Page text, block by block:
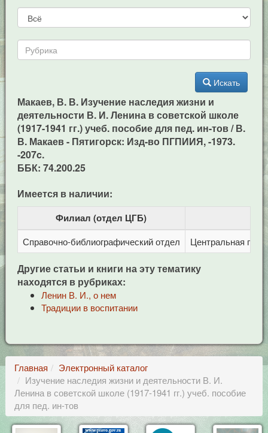
Искать
Макаев, В. В. Изучение наследия жизни и
деятельности В. И. Ленина в советской школе
(1917-1941 гг.) учеб. пособие для пед. ин-тов / В.
В. Макаев - Пятигорск: Изд-во ПГПИИЯ, -1973.
-207c.
ББК: 74.200.25
Имеется в наличии:
Филиал (отдел ЦГБ)
Справочно-библиографический отдел Центральная
Другие статьи и книги на эту тематику
находятся в рубриках:
Ленин В. И., о нем
Традиции в воспитании
Главная
Электронный каталог
Изучение наследия жизни и деятельности В. И.
Ленина в советской школе (1917-1941 гг.) учеб. пособие
для пед. ин-тов